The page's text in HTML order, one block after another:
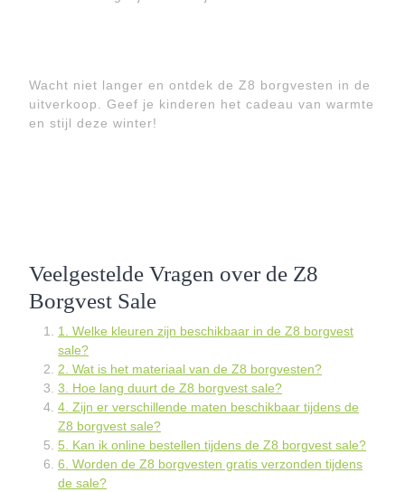
Wacht niet langer en ontdek de Z8 borgvesten in de
uitverkoop. Geef je kinderen het cadeau van warmte
en stijl deze winter!
Veelgestelde Vragen over de Z8
Borgvest Sale
1. Welke kleuren zijn beschikbaar in de Z8 borgvest
sale?
2. Wat is het materiaal van de Z8 borgvesten?
3. Hoe lang duurt de Z8 borgvest sale?
4. Zijn er verschillende maten beschikbaar tijdens de
Z8 borgvest sale?
5. Kan ik online bestellen tijdens de Z8 borgvest sale?
6. Worden de Z8 borgvesten gratis verzonden tijdens
de sale?